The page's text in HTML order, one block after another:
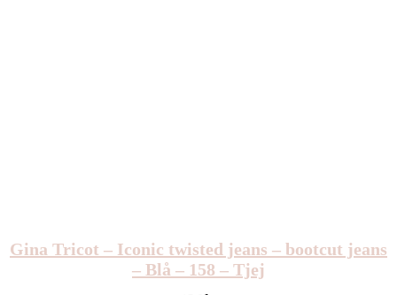
Gina Tricot – Iconic twisted jeans – bootcut jeans
– Blå – 158 – Tjej